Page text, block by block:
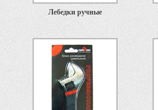
Лебедки ручные